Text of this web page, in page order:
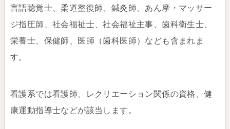
言語聴覚士、柔道整復師、鍼灸師、あん摩・マッサー
ジ指圧師、社会福祉士、社会福祉主事、歯科衛生士、
栄養士、保健師、医師（歯科医師）なども含まれま
す。
看護系では看護師、レクリエーション関係の資格、健
康運動指導士などが該当します。